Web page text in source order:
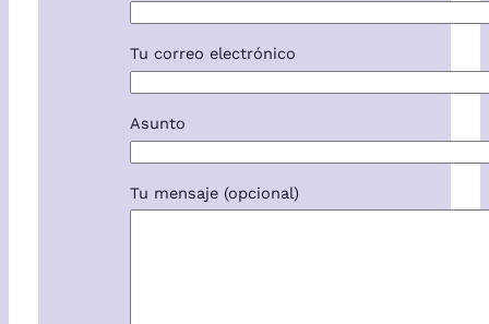
Tu correo electrónico
Asunto
Tu mensaje (opcional)